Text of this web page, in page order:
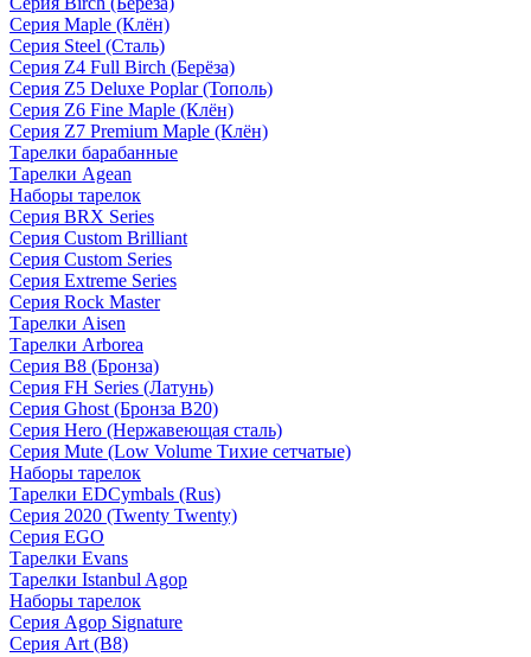
Серия Maple (Клён)
Серия Steel (Сталь)
Серия Z4 Full Birch (Берёза)
Серия Z5 Deluxe Poplar (Тополь)
Серия Z6 Fine Maple (Клён)
Серия Z7 Premium Maple (Клён)
Тарелки барабанные
Тарелки Agean
Наборы тарелок
Серия BRX Series
Серия Custom Brilliant
Серия Custom Series
Серия Extreme Series
Серия Rock Master
Тарелки Aisen
Тарелки Arborea
Серия B8 (Бронза)
Серия FH Series (Латунь)
Серия Ghost (Бронза B20)
Серия Hero (Нержавеющая сталь)
Серия Mute (Low Volume Тихие сетчатые)
Наборы тарелок
Тарелки EDCymbals (Rus)
Серия 2020 (Twenty Twenty)
Серия EGO
Тарелки Evans
Тарелки Istanbul Agop
Наборы тарелок
Серия Agop Signature
Серия Art (B8)